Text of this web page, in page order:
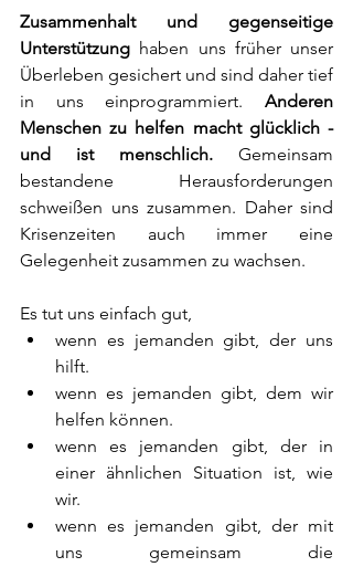
Zusammenhalt und gegenseitige
Unterstützung haben uns früher unser
Überleben gesichert und sind daher tief
in uns einprogrammiert. Anderen
Menschen zu helfen macht glücklich -
und ist menschlich. Gemeinsam
bestandene Herausforderungen
schweißen uns zusammen. Daher sind
Krisenzeiten auch immer eine
Gelegenheit zusammen zu wachsen.
Es tut uns einfach gut,
wenn es jemanden gibt, der uns
hilft.
wenn es jemanden gibt, dem wir
helfen können.
wenn es jemanden gibt, der in
einer ähnlichen Situation ist, wie
wir.
wenn es jemanden gibt, der mit
uns gemeinsam die